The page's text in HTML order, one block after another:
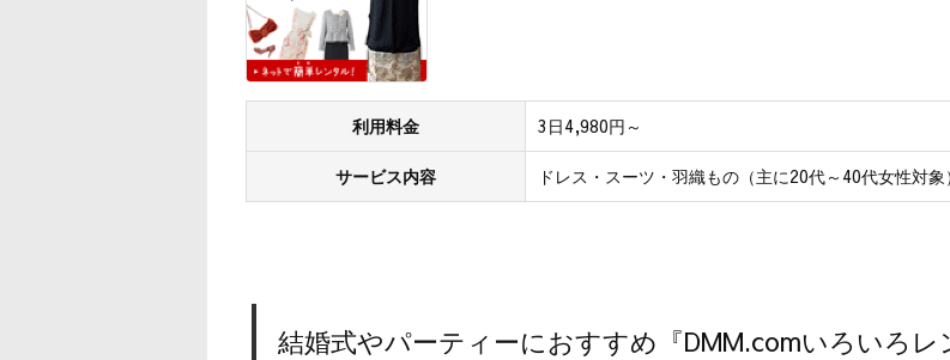
利用料金 3日4,980円～
サービス内容 ドレス・スーツ・羽織もの（主に20代～40代女性対象）
結婚式やパーティーにおすすめ『DMM.comいろいろレ